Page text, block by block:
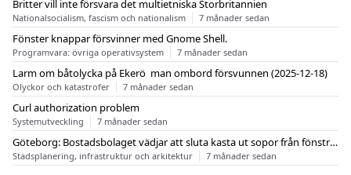
Britter vill inte försvara det multietniska Storbritannien
Nationalsocialism, fascism och nationalism 7 månader sedan
Fönster knappar försvinner med Gnome Shell.
Programvara: övriga operativsystem 7 månader sedan
Larm om båtolycka på Ekerö  man ombord försvunnen (2025-12-18)
Olyckor och katastrofer 7 månader sedan
Curl authorization problem
Systemutveckling 7 månader sedan
Göteborg: Bostadsbolaget vädjar att sluta kasta ut sopor från fönstren
Stadsplanering, infrastruktur och arkitektur 7 månader sedan